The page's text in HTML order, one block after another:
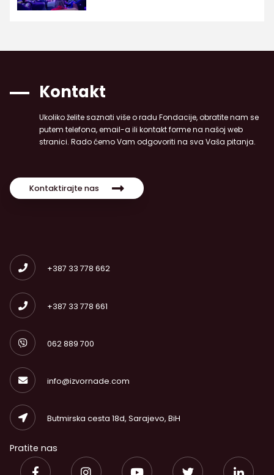
Kontakt
Ukoliko želite saznati više o radu Fondacije, obratite nam se
putem telefona, email-a ili kontakt forme na našoj web
stranici. Rado ćemo Vam odgovoriti na sva Vaša pitanja.
Kontaktirajte nas
+387 33 778 662
+387 33 778 661
062 889 700
info@izvornade.com
Butmirska cesta 18d, Sarajevo, BiH
Pratite nas